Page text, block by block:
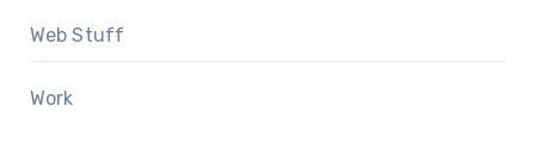
Web Stuff
Work